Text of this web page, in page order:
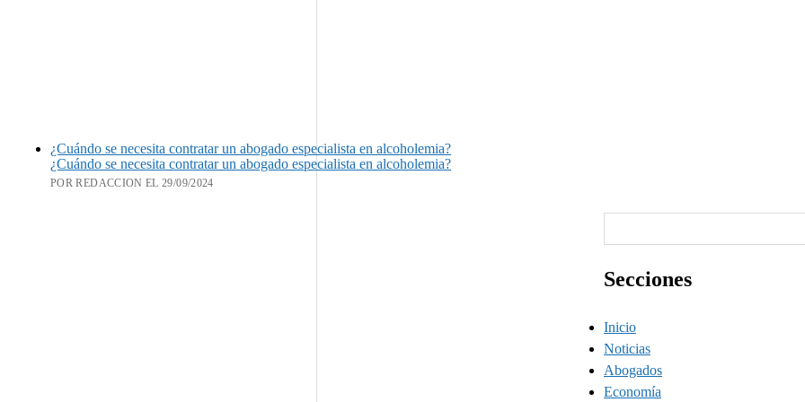
¿Cuándo se necesita contratar un abogado especialista en alcoholemia?
¿Cuándo se necesita contratar un abogado especialista en alcoholemia?
POR REDACCION EL 29/09/2024
Secciones
Inicio
Noticias
Abogados
Economía